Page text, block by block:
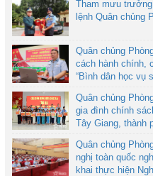
Tham mưu
lệnh Quân chủng
Quân chủng
cách hành chính,
“Bình dân học vụ
Quân chủng
gia đình chính
Tây Giang, thành
Quân chủng
nghị toàn quốc
khai thực hiện